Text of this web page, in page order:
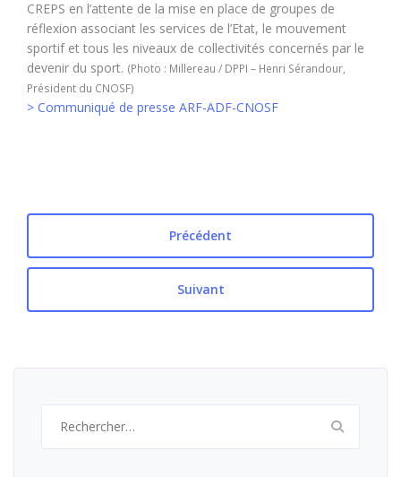
CREPS en l’attente de la mise en place de groupes de
réflexion associant les services de l’Etat, le mouvement
sportif et tous les niveaux de collectivités concernés par le
devenir du sport. (Photo : Millereau / DPPI – Henri Sérandour,
Président du CNOSF)
> Communiqué de presse ARF-ADF-CNOSF
Précédent
Suivant